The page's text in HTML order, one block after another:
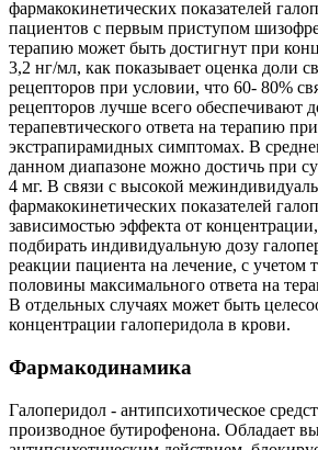
фармакокинетических показателей
пациентов с первым приступом
терапию может быть достигнут при
3,2 нг/мл, как показывает оценка доли
рецепторов при условии, что 60- 80%
рецепторов лучше всего обеспечивают
терапевтического ответа на терапию
экстрапирамидных симптомах. В
данном диапазоне можно достичь при
4 мг. В связи с высокой
фармакокинетических показателей
зависимостью эффекта от
подбирать индивидуальную дозу
реакции пациента на лечение, с учетом
половины максимального ответа на
В отдельных случаях может быть
концентрации галоперидола в крови.
Фармакодинамика
Галоперидол - антипсихотическое
производное бутирофенона. Обладает